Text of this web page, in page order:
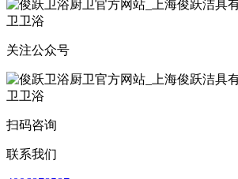
关注公众号
扫码咨询
联系我们